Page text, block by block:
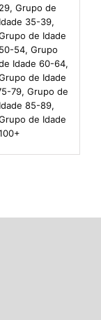
Grupo de
35-39,
de Idade
54, Grupo
Idade 60-64,
de Idade
79, Grupo de
85-89,
de Idade